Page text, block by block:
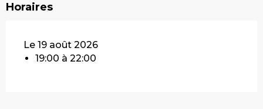
Horaires
Le 19 août 2026
19:00 à 22:00